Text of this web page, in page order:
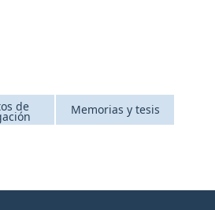
de Memorias y tesis